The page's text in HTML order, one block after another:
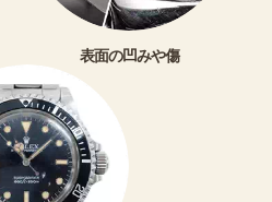
表面の凹みや傷